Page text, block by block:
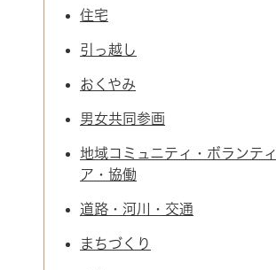
住宅
引っ越し
おくやみ
男女共同参画
地域コミュニティ・ボランティ
ア・協働
道路・河川・交通
まちづくり